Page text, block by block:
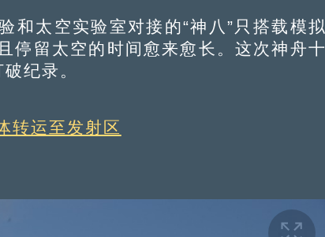
太空实验室对接的“神八”只搭载模拟
停留太空的时间愈来愈长。这次神舟十
纪录。
转运至发射区